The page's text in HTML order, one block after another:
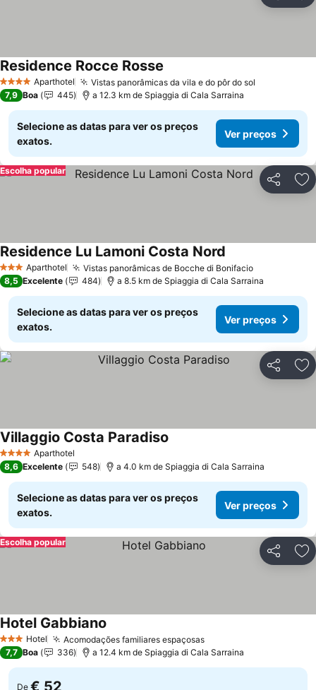
4 EstrelasAparthotel Vistas panorâmicas da vila e do pôr do sol
Residence Rocce Rosse
7,9 Boa 445 a 12.3 km de Spiaggia di Cala Sarraina
Selecione as datas para ver os preços
exatos.
Ver preços
Partilhar
Escolha popular
3 EstrelasAparthotel Vistas panorâmicas de Bocche di Bonifacio
Residence Lu Lamoni Costa Nord
8,5 Excelente 484 a 8.5 km de Spiaggia di Cala Sarraina
Selecione as datas para ver os preços
exatos.
Ver preços
Partilhar
4 EstrelasAparthotel
Villaggio Costa Paradiso
8,6 Excelente 548 a 4.0 km de Spiaggia di Cala Sarraina
Selecione as datas para ver os preços
exatos.
Ver preços
Partilhar
Escolha popular
3 EstrelasHotel Acomodações familiares espaçosas
Hotel Gabbiano
7,7 Boa 336 a 12.4 km de Spiaggia di Cala Sarraina
De € 52